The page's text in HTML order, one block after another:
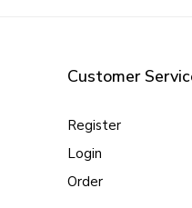
Customer
Register
Login
Order